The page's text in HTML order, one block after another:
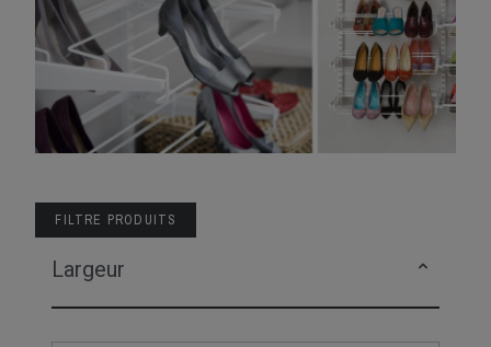
FILTRE PRODUITS
Largeur